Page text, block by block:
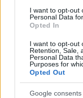
I want to opt-out
Personal Data
Opted In
I want to opt-out
Retention, Sale,
Personal Data
Purposes for
Opted Out
Google consents